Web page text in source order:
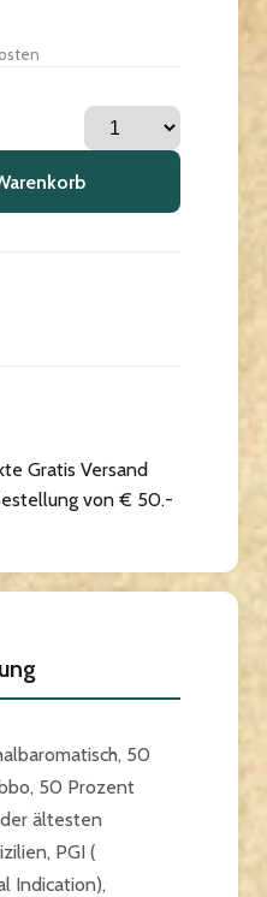
Gratis Versand
von € 50.-
50
50 Prozent
ältesten
PGI (
Indication),